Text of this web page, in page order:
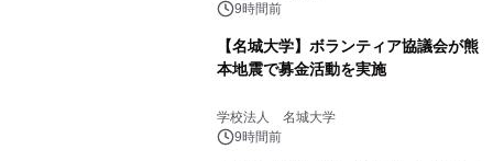
9時間前
【名城大学】ボランティア協議会が熊
本地震で募金活動を実施
学校法人 名城大学
9時間前